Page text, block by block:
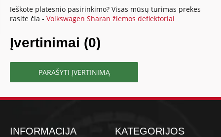
Ieškote platesnio pasirinkimo? Visas mūsų turimas prekes
rasite čia -Volkswagen Sharan žiemos deflektoriai
Įvertinimai (0)
PARAŠYTI ĮVERTINIMĄ
INFORMACIJA KATEGORIJOS